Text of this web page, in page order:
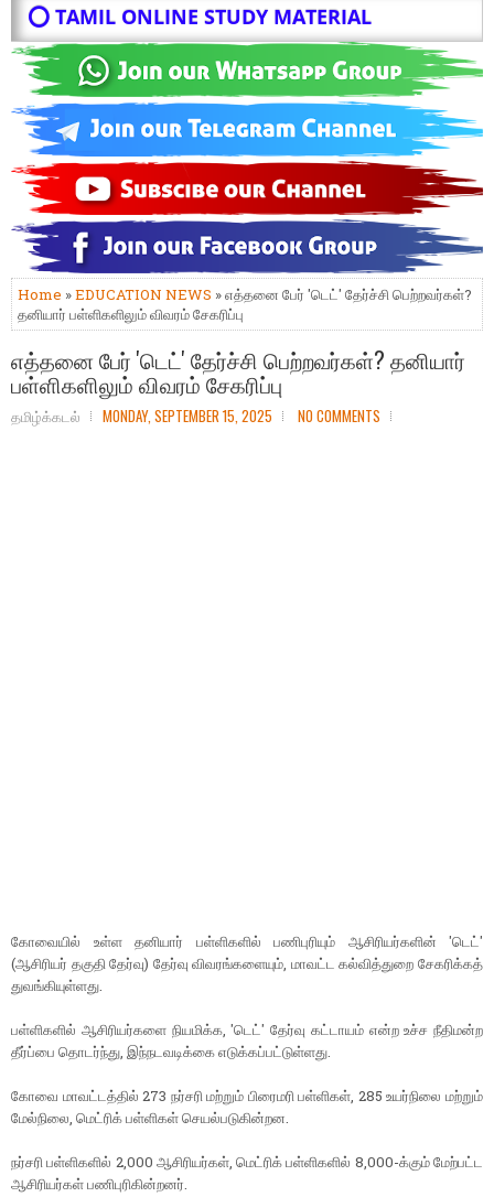
⭕ TAMIL ONLINE STUDY MATERIAL
Home »EDUCATION NEWS » எத்தனை பேர் 'டெட்' தேர்ச்சி பெற்றவர்கள்?
தனியார் பள்ளிகளிலும் விவரம் சேகரிப்பு
எத்தனை பேர் 'டெட்' தேர்ச்சி பெற்றவர்கள்? தனியார்
பள்ளிகளிலும் விவரம் சேகரிப்பு
தமிழ்க்கடல் MONDAY, SEPTEMBER 15, 2025 NO COMMENTS
கோவையில் உள்ள தனியார் பள்ளிகளில் பணிபுரியும் ஆசிரியர்களின் 'டெட்'
(ஆசிரியர் தகுதி தேர்வு) தேர்வு விவரங்களையும், மாவட்ட கல்வித்துறை சேகரிக்கத்
துவங்கியுள்ளது.
பள்ளிகளில் ஆசிரியர்களை நியமிக்க, 'டெட்' தேர்வு கட்டாயம் என்ற உச்ச நீதிமன்ற
தீர்ப்பை தொடர்ந்து, இந்நடவடிக்கை எடுக்கப்பட்டுள்ளது.
கோவை மாவட்டத்தில் 273 நர்சரி மற்றும் பிரைமரி பள்ளிகள், 285 உயர்நிலை மற்றும்
மேல்நிலை, மெட்ரிக் பள்ளிகள் செயல்படுகின்றன.
நர்சரி பள்ளிகளில் 2,000 ஆசிரியர்கள், மெட்ரிக் பள்ளிகளில் 8,000-க்கும் மேற்பட்ட
ஆசிரியர்கள் பணிபுரிகின்றனர்.